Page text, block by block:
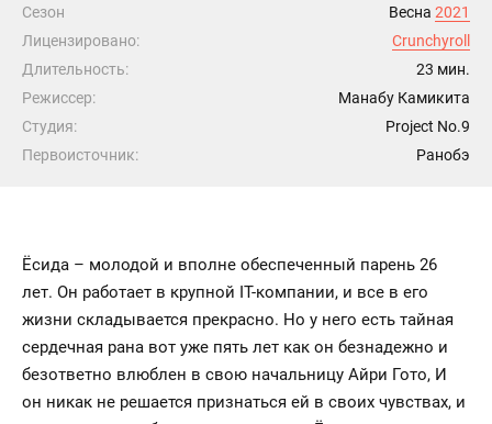
Сезон Весна 2021
Лицензировано:
Crunchyroll
Длительность:
23 мин.
Режиссер:
Манабу Камикита
Студия:
Project No.9
Первоисточник:
Ранобэ
Ёсида – молодой и вполне обеспеченный парень 26
лет. Он работает в крупной IT-компании, и все в его
жизни складывается прекрасно. Но у него есть тайная
сердечная рана вот уже пять лет как он безнадежно и
безответно влюблен в свою начальницу Айри Гото, И
он никак не решается признаться ей в своих чувствах, и